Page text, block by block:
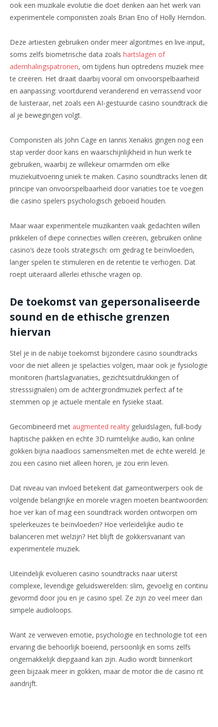
ook een muzikale evolutie die doet denken aan het werk van
experimentele componisten zoals Brian Eno of Holly Herndon.
Deze artiesten gebruiken onder meer algoritmes en live-input,
soms zelfs biometrische data zoals hartslagen of
ademhalingspatronen, om tijdens hun optredens muziek mee
te creëren. Het draait daarbij vooral om onvoorspelbaarheid
en aanpassing: voortdurend veranderend en verrassend voor
de luisteraar, net zoals een AI-gestuurde casino soundtrack die
al je bewegingen volgt.
Componisten als John Cage en Iannis Xenakis gingen nog een
stap verder door kans en waarschijnlijkheid in hun werk te
gebruiken, waarbij ze willekeur omarmden om elke
muziekuitvoering uniek te maken. Casino soundtracks lenen dit
principe van onvoorspelbaarheid door variaties toe te voegen
die casino spelers psychologisch geboeid houden.
Maar waar experimentele muzikanten vaak gedachten willen
prikkelen of diepe connecties willen creëren, gebruiken online
casino’s deze tools strategisch: om gedrag te beïnvloeden,
langer spelen te stimuleren en de retentie te verhogen. Dat
roept uiteraard allerlei ethische vragen op.
De toekomst van gepersonaliseerde
sound en de ethische grenzen
hiervan
Stel je in de nabije toekomst bijzondere casino soundtracks
voor die niet alleen je spelacties volgen, maar ook je fysiologie
monitoren (hartslagvariaties, gezichtsuitdrukkingen of
stresssignalen) om de achtergrondmuziek perfect af te
stemmen op je actuele mentale en fysieke staat.
Gecombineerd met augmented reality geluidslagen, full-body
haptische pakken en echte 3D ruimtelijke audio, kan online
gokken bijna naadloos samensmelten met de echte wereld. Je
zou een casino niet alleen horen, je zou erin leven.
Dat niveau van invloed betekent dat gameontwerpers ook de
volgende belangrijke en morele vragen moeten beantwoorden:
hoe ver kan of mag een soundtrack worden ontworpen om
spelerkeuzes te beïnvloeden? Hoe verleidelijke audio te
balanceren met welzijn? Het blijft de gokkersvariant van
experimentele muziek.
Uiteindelijk evolueren casino soundtracks naar uiterst
complexe, levendige geluidswerelden: slim, gevoelig en continu
gevormd door jou en je casino spel. Ze zijn zo veel meer dan
simpele audioloops.
Want ze verweven emotie, psychologie en technologie tot een
ervaring die behoorlijk boeiend, persoonlijk en soms zelfs
ongemakkelijk diepgaand kan zijn. Audio wordt binnenkort
geen bijzaak meer in gokken, maar de motor die de casino rit
aandrijft.